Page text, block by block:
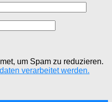
um Spam zu reduzieren.
verarbeitet werden.